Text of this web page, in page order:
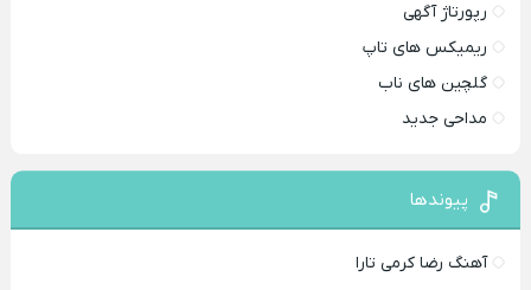
رپورتاژ آگهی
ریمیکس های تاپ
گلچین های ناب
مداحی جدید
پیوندها
آهنگ رضا کرمی تارا